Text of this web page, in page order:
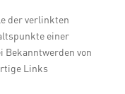
der verlinkten
einer
Bekanntwerden von
Links